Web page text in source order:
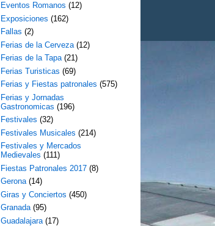
Eventos Romanos (12)
Exposiciones (162)
Fallas (2)
Ferias de la Cerveza (12)
Ferias de la Tapa (21)
Ferias Turisticas (69)
Ferias y Fiestas patronales (575)
Ferias y Jornadas
Gastronomicas (196)
Festivales (32)
Festivales Musicales (214)
Festivales y Mercados
Medievales (111)
Fiestas Patronales 2017 (8)
Gerona (14)
Giras y Conciertos (450)
Granada (95)
Guadalajara (17)